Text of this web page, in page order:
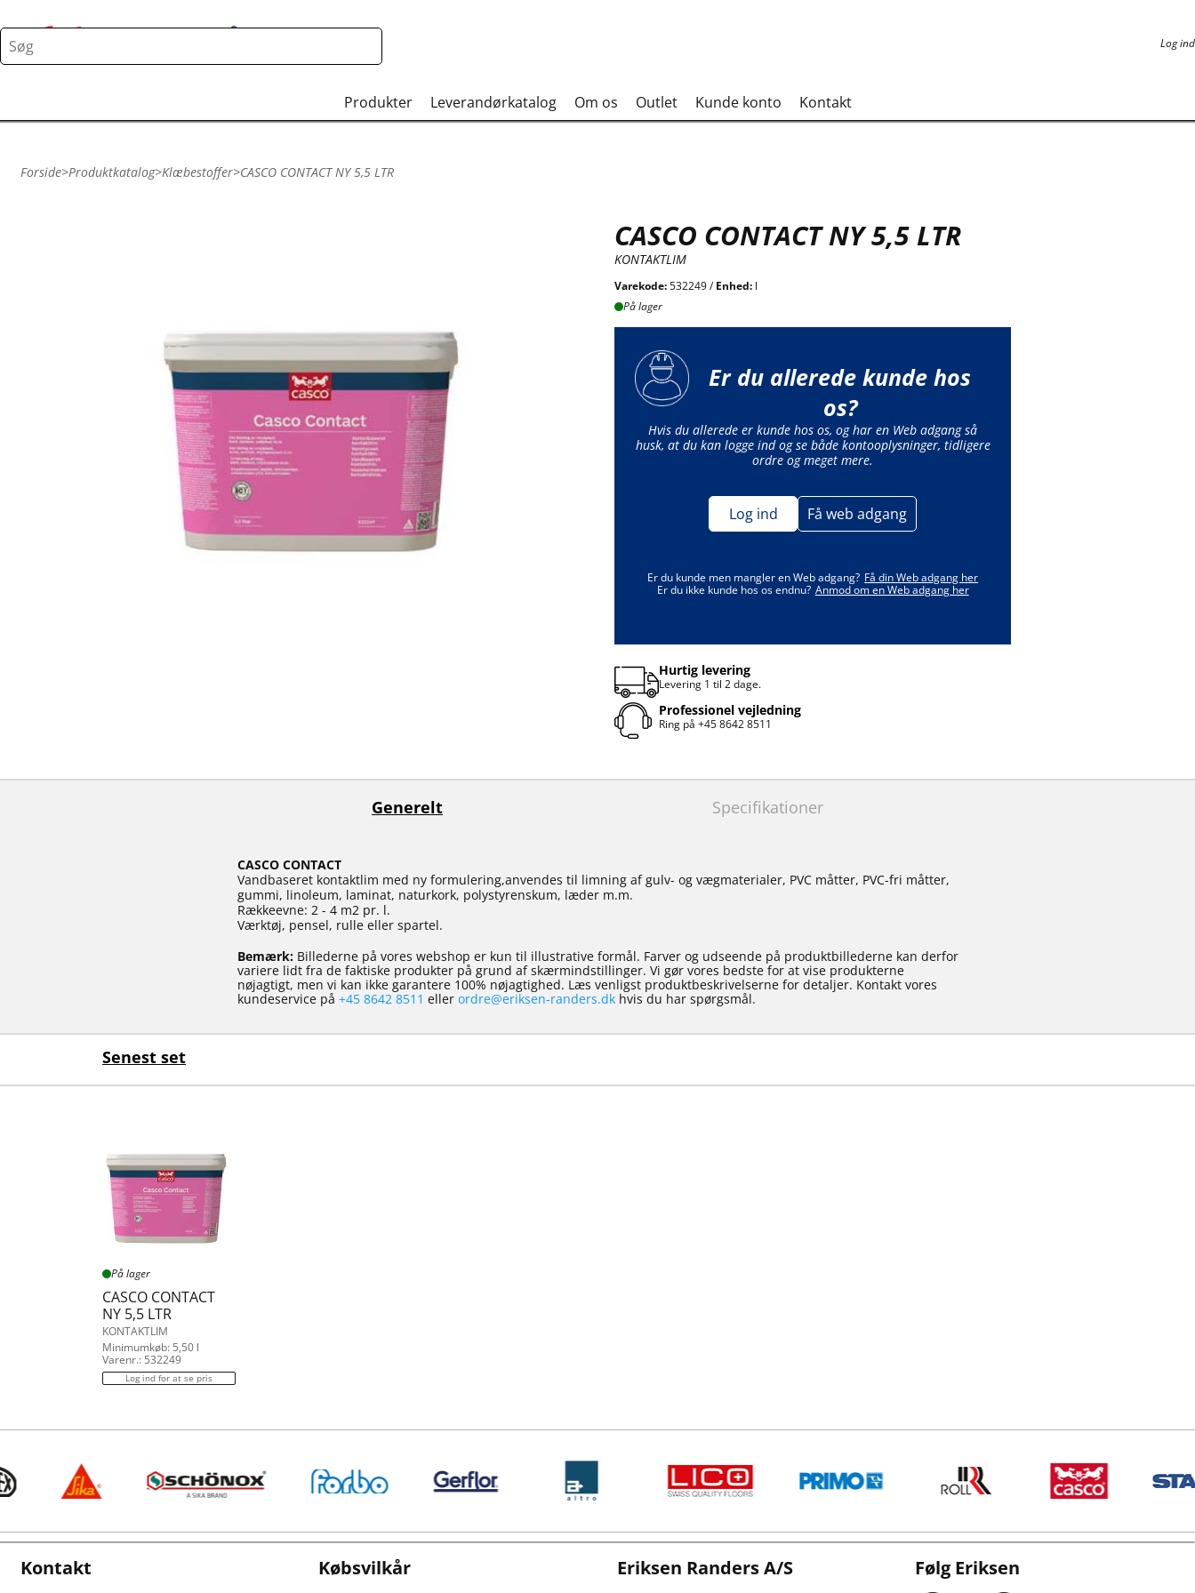
Log ind
Produkter Leverandørkatalog Om os Outlet Kunde konto Kontakt
Forside>Produktkatalog>Klæbestoffer>CASCO CONTACT NY 5,5 LTR
CASCO CONTACT NY 5,5 LTR
KONTAKTLIM
Varekode:532249 /Enhed: l
På lager
Er du allerede kunde hos
os?
Hvis du allerede er kunde hos os, og har en Web adgang så
husk, at du kan logge ind og se både kontooplysninger, tidligere
ordre og meget mere.
Log ind Få web adgang
Er du kunde men mangler en Web adgang? Få din Web adgang her
Er du ikke kunde hos os endnu? Anmod om en Web adgang her
Hurtig levering
Levering 1 til 2 dage.
Professionel vejledning
Ring på+45 8642 8511
Generelt Specifikationer
CASCO CONTACT
Vandbaseret kontaktlim med ny formulering,anvendes til limning af gulv- og vægmaterialer, PVC måtter, PVC-fri måtter,
gummi, linoleum, laminat, naturkork, polystyrenskum, læder m.m.
Rækkeevne: 2 - 4 m2 pr. l.
Værktøj, pensel, rulle eller spartel.
Bemærk:Billederne på vores webshop er kun til illustrative formål. Farver og udseende på produktbillederne kan derfor
variere lidt fra de faktiske produkter på grund af skærmindstillinger. Vi gør vores bedste for at vise produkterne
nøjagtigt, men vi kan ikke garantere 100% nøjagtighed. Læs venligst produktbeskrivelserne for detaljer. Kontakt vores
kundeservice på +45 8642 8511 eller ordre@eriksen-randers.dkhvis du har spørgsmål.
Senest set
På lager
CASCO CONTACT
NY 5,5 LTR
KONTAKTLIM
Minimumkøb: 5,50 l
Varenr.: 532249
Log ind for at se pris
Kontakt Købsvilkår Eriksen Randers A/S Følg Eriksen